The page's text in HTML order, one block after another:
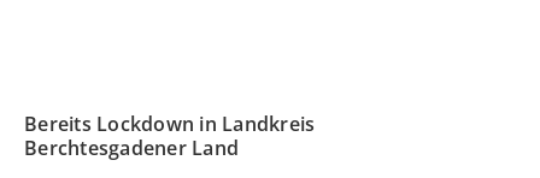
Bereits Lockdown in Landkreis
Berchtesgadener Land